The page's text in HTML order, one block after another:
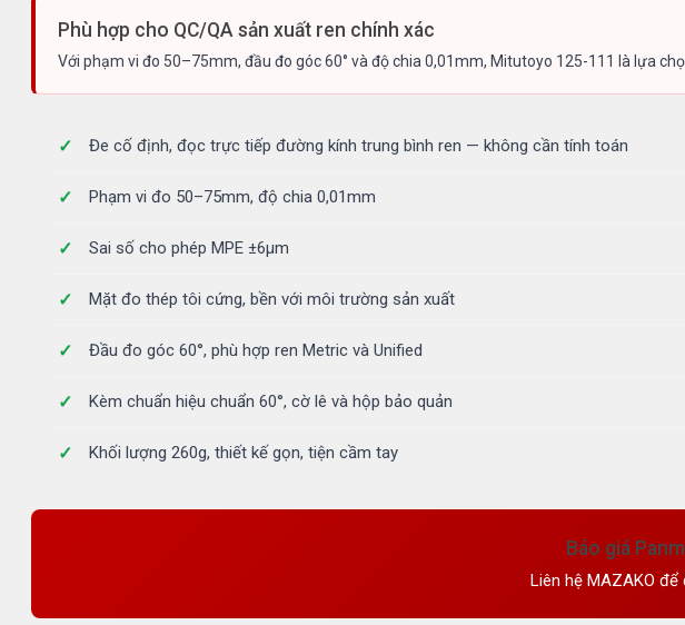
Phù hợp cho QC/QA sản xuất ren chính xác
Với phạm vi đo 50–75mm, đầu đo góc 60° và độ chia 0,01mm, Mitutoyo 125-111 là lựa
Đe cố định, đọc trực tiếp đường kính trung bình ren — không cần tính toán
Phạm vi đo 50–75mm, độ chia 0,01mm
Sai số cho phép MPE ±6µm
Mặt đo thép tôi cứng, bền với môi trường sản xuất
Đầu đo góc 60°, phù hợp ren Metric và Unified
Kèm chuẩn hiệu chuẩn 60°, cờ lê và hộp bảo quản
Khối lượng 260g, thiết kế gọn, tiện cầm tay
Báo giá
Liên hệ MAZAKO